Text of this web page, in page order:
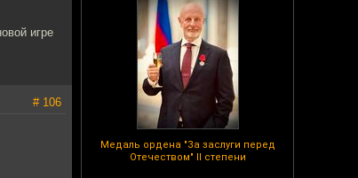
Медаль ордена "За заслуги перед
Отечеством" II степени
игре
# 106